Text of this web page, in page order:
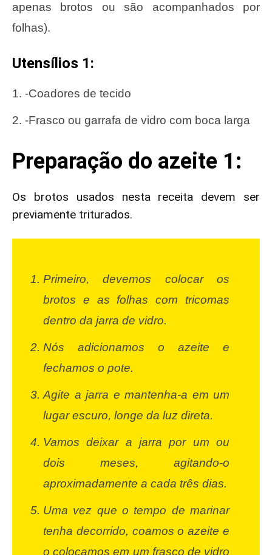
apenas brotos ou são acompanhados por
folhas).
Utensílios 1:
-Coadores de tecido
-Frasco ou garrafa de vidro com boca larga
Preparação do azeite 1:
Os brotos usados ​​nesta receita devem ser
previamente triturados.
Primeiro, devemos colocar os
brotos e as folhas com tricomas
dentro da jarra de vidro.
Nós adicionamos o azeite e
fechamos o pote.
Agite a jarra e mantenha-a em um
lugar escuro, longe da luz direta.
Vamos deixar a jarra por um ou
dois meses, agitando-o
aproximadamente a cada três dias.
Uma vez que o tempo de marinar
tenha decorrido, coamos o azeite e
o colocamos em um frasco de vidro